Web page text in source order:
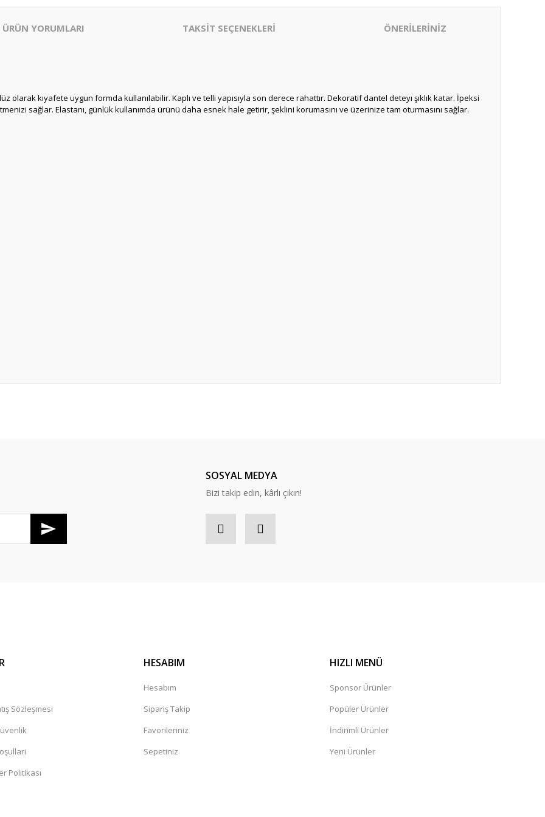
ÜRÜN YORUMLARI TAKSİT SEÇENEKLERİ ÖNERİLERİNİZ
olarak kıyafete uygun formda kullanılabilir. Kaplı ve telli yapısıyla son derece rahattır. Dekoratif dantel deteyı şıklık katar. İpeksi
sağlar. Elastanı, günlük kullanımda ürünü daha esnek hale getirir, şeklini korumasını ve üzerinize tam oturmasını sağlar.
SOSYAL MEDYA
Bizi takip edin, kârlı çıkın!
Sözleşmesi
Politikası
HESABIM
Hesabım
Sipariş Takip
Favorileriniz
Sepetiniz
HIZLI MENÜ
Sponsor Ürünler
Popüler Ürünler
İndirimli Ürünler
Yeni Ürünler